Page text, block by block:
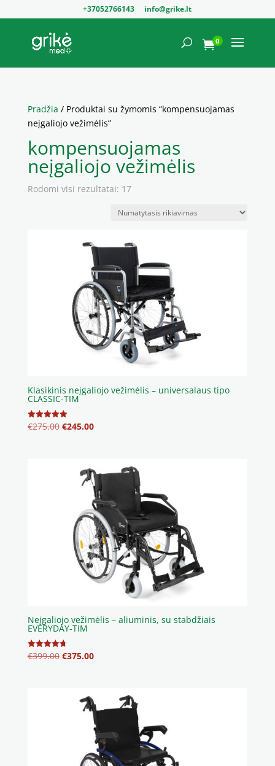
+37052766143 info@grike.lt
0
Pradžia / Produktai su žymomis “kompensuojamas
neįgaliojo vežimėlis”
kompensuojamas
neįgaliojo vežimėlis
Rodomi visi rezultatai: 17
Klasikinis neįgaliojo vežimėlis – universalaus tipo
CLASSIC-TIM
Įvertinimas:
5.00
€275.00 Original
€275.00.
€245.00Current
€245.00.
Neįgaliojo vežimėlis – aliuminis, su stabdžiais
EVERYDAY-TIM
Įvertinimas:
4.75
€399.00 Original
€399.00.
€375.00Current
€375.00.